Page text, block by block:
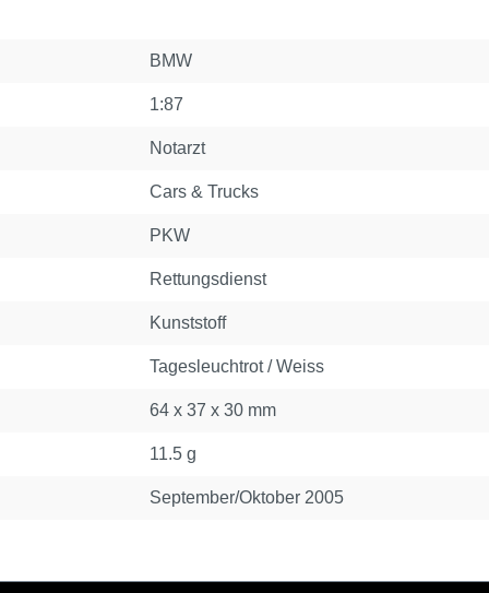
BMW
1:87
Notarzt
Cars & Trucks
PKW
Rettungsdienst
Kunststoff
Tagesleuchtrot / Weiss
64 x 37 x 30 mm
11.5 g
September/Oktober 2005